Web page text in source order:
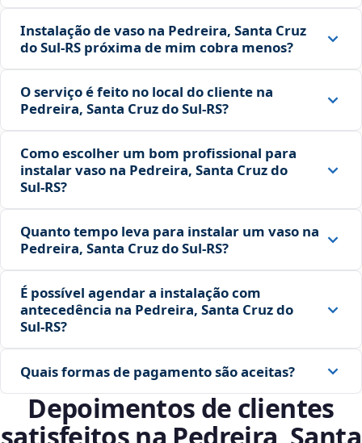
Instalação de vaso na Pedreira, Santa Cruz
do Sul‑RS próxima de mim cobra menos?
O serviço é feito no local do cliente na
Pedreira, Santa Cruz do Sul‑RS?
Como escolher um bom profissional para
instalar vaso na Pedreira, Santa Cruz do
Sul‑RS?
Quanto tempo leva para instalar um vaso na
Pedreira, Santa Cruz do Sul‑RS?
É possível agendar a instalação com
antecedência na Pedreira, Santa Cruz do
Sul‑RS?
Quais formas de pagamento são aceitas?
Depoimentos de clientes